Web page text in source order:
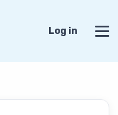
Log in